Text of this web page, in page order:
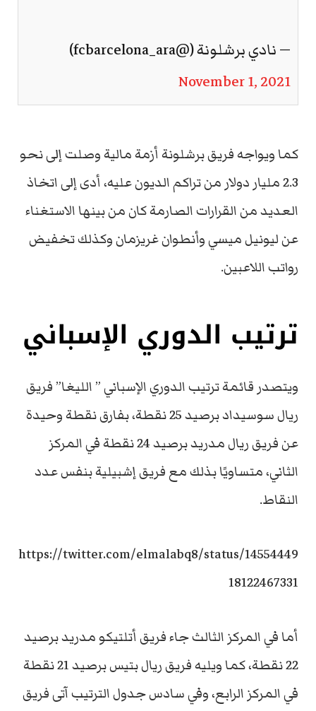
— نادي برشلونة (@fcbarcelona_ara)
November 1, 2021
كما ويواجه فريق برشلونة أزمة مالية وصلت إلى نحو
2.3 مليار دولار من تراكم الديون عليه، أدى إلى اتخاذ
العديد من القرارات الصارمة كان من بينها الاستغناء
عن ليونيل ميسي وأنطوان غريزمان وكذلك تخفيض
رواتب اللاعبين.
ترتيب الدوري الإسباني
ويتصدر قائمة ترتيب الدوري الإسباني ” الليغا” فريق
ريال سوسيداد برصيد 25 نقطة، بفارق نقطة وحيدة
عن فريق ريال مدريد برصيد 24 نقطة في المركز
الثاني، متساويًا بذلك مع فريق إشبيلية بنفس عدد
النقاط.
https://twitter.com/elmalabq8/status/14554449
18122467331
أما في المركز الثالث جاء فريق أتلتيكو مدريد برصيد
22 نقطة، كما ويليه فريق ريال بتيس برصيد 21 نقطة
في المركز الرابع، وفي سادس جدول الترتيب آتى فريق